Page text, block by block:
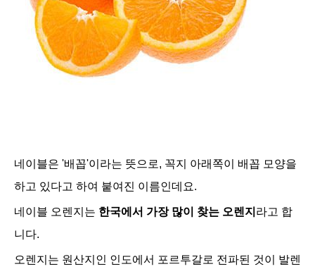
네이블은 '배꼽'이라는 뜻으로, 꼭지 아래쪽이 배꼽 모양을
하고 있다고 하여 붙여진 이름인데요.
네이블 오렌지는 한국에서 가장 많이 찾는 오렌지 라고 합
니다.
오렌지는 원산지인 인도에서 포르투갈로 전파된 것이 발렌